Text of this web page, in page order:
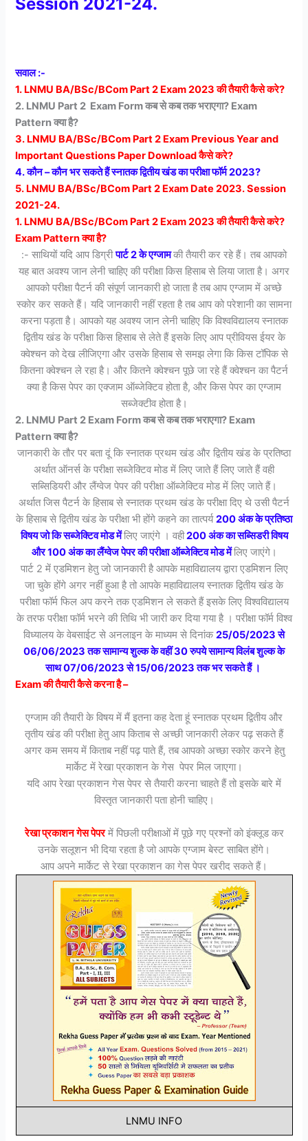
सवाल :-
1. LNMU BA/BSc/BCom Part 2 Exam 2023 की तैयारी कैसे करे?
2. LNMU Part 2 Exam Form कब से कब तक भराएगा? Exam
Pattern क्या है?
3. LNMU BA/BSc/BCom Part 2 Exam Previous Year and
Important Questions Paper Download कैसे करे?
4. कौन – कौन भर सकते हैं स्नातक द्वितीय खंड का परीक्षा फॉर्म 2023?
5. LNMU BA/BSc/BCom Part 2 Exam Date 2023. Session
2021-24.
1. LNMU BA/BSc/BCom Part 2 Exam 2023 की तैयारी कैसे करे?
Exam Pattern क्या है?
:- साथियों यदि आप डिग्रीपार्ट 2 के एग्जामकी तैयारी कर रहे हैं। तब आपको
यह बात अवश्य जान लेनी चाहिए की परीक्षा किस हिसाब से लिया जाता है। अगर
आपको परीक्षा पैटर्न की संपूर्ण जानकारी हो जाता है तब आप एग्जाम में अच्छे
स्कोर कर सकते हैं। यदि जानकारी नहीं रहता है तब आप को परेशानी का सामना
करना पड़ता है। आपको यह अवश्य जान लेनी चाहिए कि विश्वविद्यालय स्नातक
द्वितीय खंड के परीक्षा किस हिसाब से लेते हैं इसके लिए आप प्रीवियस ईयर के
क्वेश्चन को देख लीजिएगा और उसके हिसाब से समझ लेगा कि किस टॉपिक से
कितना क्वेश्चन ले रहा है। और कितने क्वेश्चन पूछे जा रहे हैं क्वेश्चन का पैटर्न
क्या है किस पेपर का एक्जाम ऑब्जेक्टिव होता है, और किस पेपर का एग्जाम
सब्जेक्टीव होता है।
2. LNMU Part 2 Exam Form कब से कब तक भराएगा? Exam
Pattern क्या है?
जानकारी के तौर पर बता दूं कि स्नातक प्रथम खंड और द्वितीय खंड के प्रतिष्ठा
अर्थात ऑनर्स के परीक्षा सब्जेक्टिव मोड में लिए जाते हैं लिए जाते हैं वही
सब्सिडियरी और लैंग्वेज पेपर की परीक्षा ऑब्जेक्टिव मोड में लिए जाते हैं।
अर्थात जिस पैटर्न के हिसाब से स्नातक प्रथम खंड के परीक्षा दिए थे उसी पैटर्न
के हिसाब से द्वितीय खंड के परीक्षा भी होंगे कहने का तात्पर्य200 अंक के प्रतिष्ठा
विषय जो कि सब्जेक्टिव मोड मेंलिए जाएंगे । वही200 अंक का सब्सिडरी विषय
और 100 अंक का लैंग्वेज पेपर की परीक्षा ऑब्जेक्टिव मोड मेंलिए जाएंगे।
पार्ट 2 में एडमिशन हेतु जो जानकारी है आपके महाविद्यालय द्वारा एडमिशन लिए
जा चुके होंगे अगर नहीं हुआ है तो आपके महाविद्यालय स्नातक द्वितीय खंड के
परीक्षा फॉर्म फिल अप करने तक एडमिशन ले सकते हैं इसके लिए विश्वविद्यालय
के तरफ परीक्षा फॉर्म भरने की तिथि भी जारी कर दिया गया है । परीक्षा फॉर्म विश्व
विध्यालय के वेबसाईट से अनलाइन के माध्यम से दिनांक25/05/2023 से
06/06/2023 तक सामान्य शुल्क के वहीं 30 रुपये सामान्य विलंब शुल्क के
साथ 07/06/2023 से 15/06/2023 तक भर सकते हैं ।
Exam की तैयारी कैसे करना है –
एग्जाम की तैयारी के विषय में मैं इतना कह देता हूं स्नातक प्रथम द्वितीय और
तृतीय खंड की परीक्षा हेतु आप किताब से अच्छी जानकारी लेकर पढ़ सकते हैं
अगर कम समय में किताब नहीं पढ़ पाते हैं, तब आपको अच्छा स्कोर करने हेतु
मार्केट में रेखा प्रकाशन के गेस पेपर मिल जाएगा।
यदि आप रेखा प्रकाशन गेस पेपर से तैयारी करना चाहते हैं तो इसके बारे में
विस्तृत जानकारी पता होनी चाहिए।
रेखा प्रकाशन गेस पेपर में पिछली परीक्षाओं में पूछे गए प्रश्नों को इंक्लूड कर
उनके सलूशन भी दिया रहता है जो आपके एग्जाम बेस्ट साबित होंगे।
आप अपने मार्केट से रेखा प्रकाशन का गेस पेपर खरीद सकते हैं।
LNMU INFO